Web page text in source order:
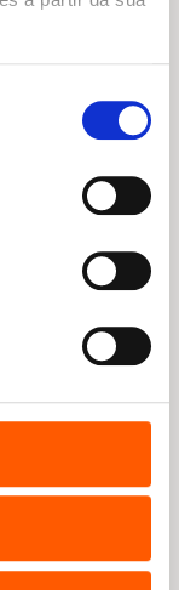
batalhas